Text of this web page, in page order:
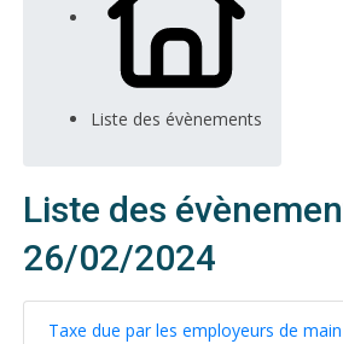
Liste des évènements
Liste des
26/02/2024
Taxe due par les employeurs de